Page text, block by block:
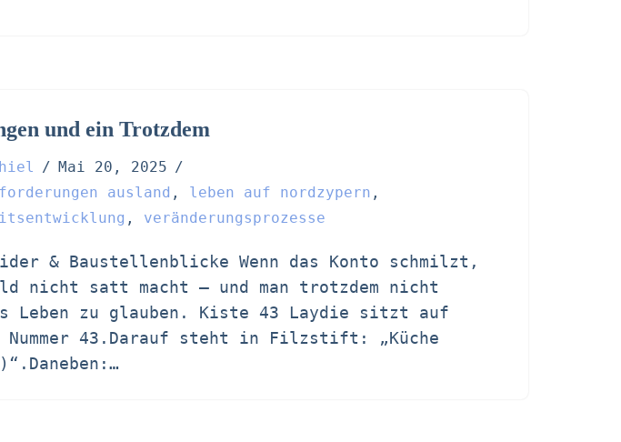
und ein Trotzdem
Mai 20, 2025
ausland , leben auf nordzypern ,
, veränderungsprozesse
& Baustellenblicke Wenn das Konto schmilzt,
nicht satt macht – und man trotzdem nicht
Leben zu glauben. Kiste 43 Laydie sitzt auf
Nummer 43.Darauf steht in Filzstift: „Küche